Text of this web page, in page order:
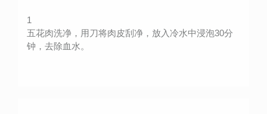
1
五花肉洗净，用刀将肉皮刮净，放入冷水中浸泡30分
钟，去除血水。